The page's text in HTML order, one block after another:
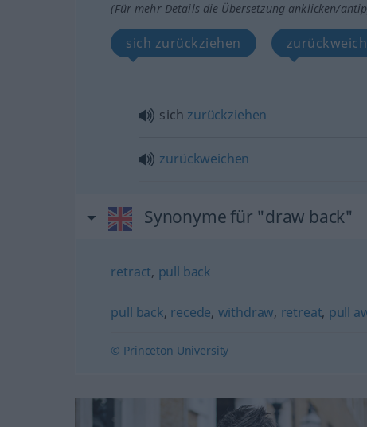
(Für mehr Details die Übersetzung anklicken/
sich zurückziehen
sich zurückziehen
zurückweichen
Synonyme für "draw back"
retract, pull back
pull back, recede, withdraw, retreat, pull
© Princeton University